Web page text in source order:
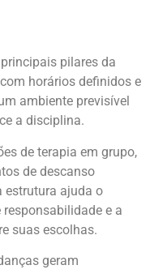
pilares da
horários definidos e
ambiente previsível
a disciplina.
de terapia em grupo,
de descanso
estrutura ajuda o
responsabilidade e a
suas escolhas.
geram